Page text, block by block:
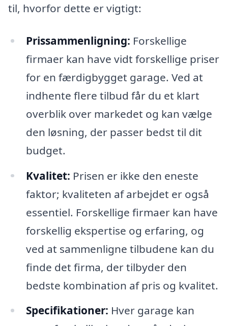
til, hvorfor dette er vigtigt:
Prissammenligning: Forskellige
firmaer kan have vidt forskellige priser
for en færdigbygget garage. Ved at
indhente flere tilbud får du et klart
overblik over markedet og kan vælge
den løsning, der passer bedst til dit
budget.
Kvalitet: Prisen er ikke den eneste
faktor; kvaliteten af arbejdet er også
essentiel. Forskellige firmaer kan have
forskellig ekspertise og erfaring, og
ved at sammenligne tilbudene kan du
finde det firma, der tilbyder den
bedste kombination af pris og kvalitet.
Specifikationer: Hver garage kan